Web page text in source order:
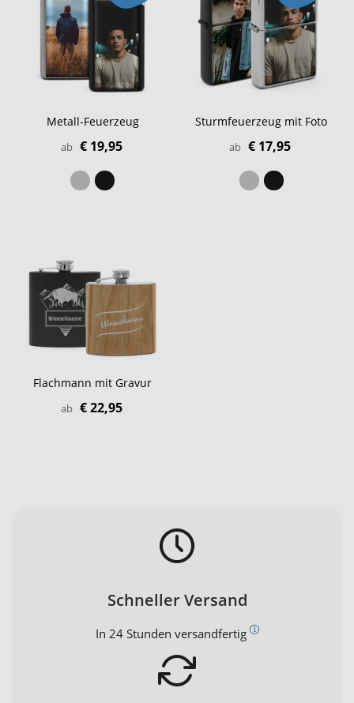
Metall-Feuerzeug
ab € 19,95
Sturmfeuerzeug mit Foto
ab € 17,95
Flachmann mit Gravur
ab € 22,95
Schneller Versand
In 24 Stunden versandfertig